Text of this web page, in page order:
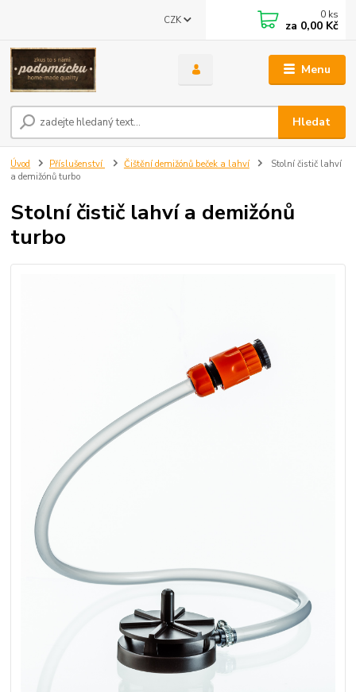
Menu
CZK
Hledat
0 ks
za 0,00 Kč
Úvod Příslušenství Čištění demižónů beček a lahví
Stolní čistič lahví
a demižónů turbo
Stolní čistič lahví a demižónů
turbo